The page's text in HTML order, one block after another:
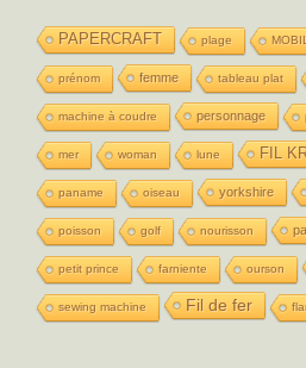
PAPERCRAFT plage
prénom femme tableau plat
machine à coudre personnage
mer woman lune FIL
paname oiseau yorkshire
poisson golf nourisson
petit prince farniente ourson
sewing machine Fil de fer